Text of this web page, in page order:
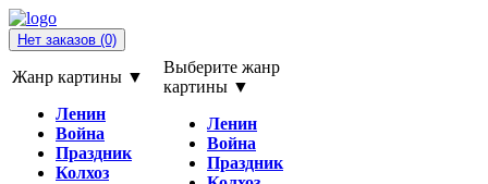
Нет заказов (0)
Жанр картины ▼
Ленин
Война
Праздник
Колхоз
Выберите жанр
картины ▼
Ленин
Война
Праздник